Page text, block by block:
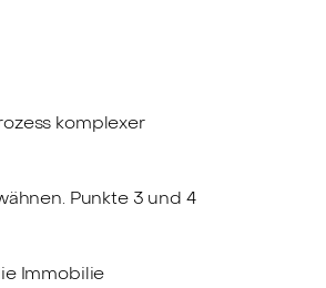
komplexer
Punkte 3 und 4
Immobilie